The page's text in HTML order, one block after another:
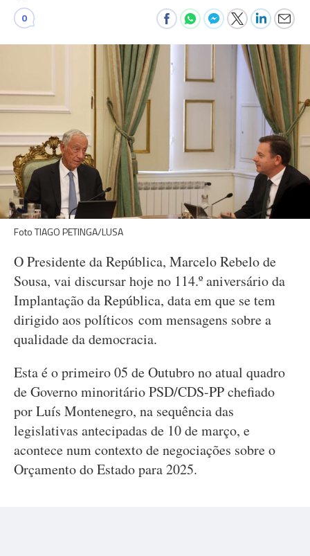
0
Foto TIAGO PETINGA/LUSA
O Presidente da República, Marcelo Rebelo de
Sousa, vai discursar hoje no 114.º aniversário da
Implantação da República, data em que se tem
dirigido aos políticos com mensagens sobre a
qualidade da democracia.
Esta é o primeiro 05 de Outubro no atual quadro
de Governo minoritário PSD/CDS-PP chefiado
por Luís Montenegro, na sequência das
legislativas antecipadas de 10 de março, e
acontece num contexto de negociações sobre o
Orçamento do Estado para 2025.